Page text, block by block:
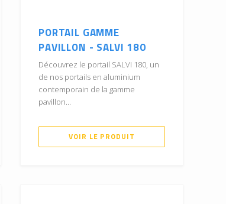
PORTAIL GAMME
PAVILLON - SALVI 180
Découvrez le portail SALVI 180, un
de nos portails en aluminium
contemporain de la gamme
pavillon...
VOIR LE PRODUIT